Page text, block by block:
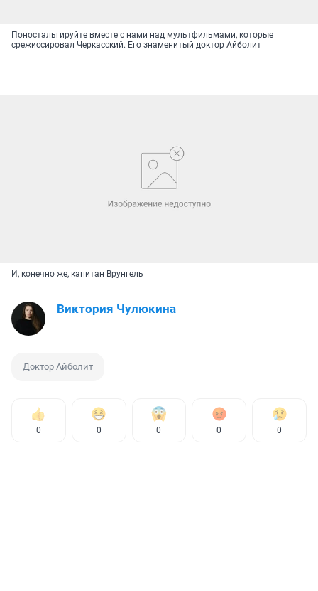
Поностальгируйте вместе с нами над мультфильмами, которые
срежиссировал Черкасский. Его знаменитый доктор Айболит
И, конечно же, капитан Врунгель
Виктория Чулюкина
Доктор Айболит
0 0 0 0 0